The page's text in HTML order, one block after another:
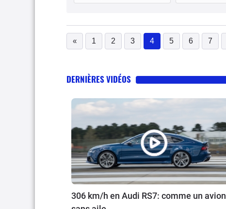
« 1 2 3 4
(current)
5 6 7
DERNIÈRES VIDÉOS
306 km/h en Audi RS7: comme un avion